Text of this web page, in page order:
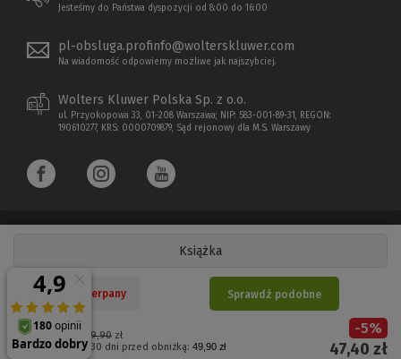
Książka
Cena regularna: 49,90zł
Najniższa cena z 30 dni przed obniżką:49,90 zł
-5%
47,40 zł
Nakład wyczerpany Sprawdź podobne
Jesteśmy do Państwa dyspozycji od 8:00 do 16:00
pl-obsluga.profinfo@wolterskluwer.com
Na wiadomość odpowiemy możliwe jak najszybciej.
Wolters Kluwer Polska Sp. z o.o.
ul. Przyokopowa 33, 01-208 Warszawa; NIP: 583-001-89-31, REGON:
190610277, KRS: 0000709879, Sąd rejonowy dla M.S. Warszawy
Copyright 1997 - 2026 Wolters Kluwer Polska Sp. z o.o.
Płatności elektroniczne
(Nowe
okno)
(Link
do